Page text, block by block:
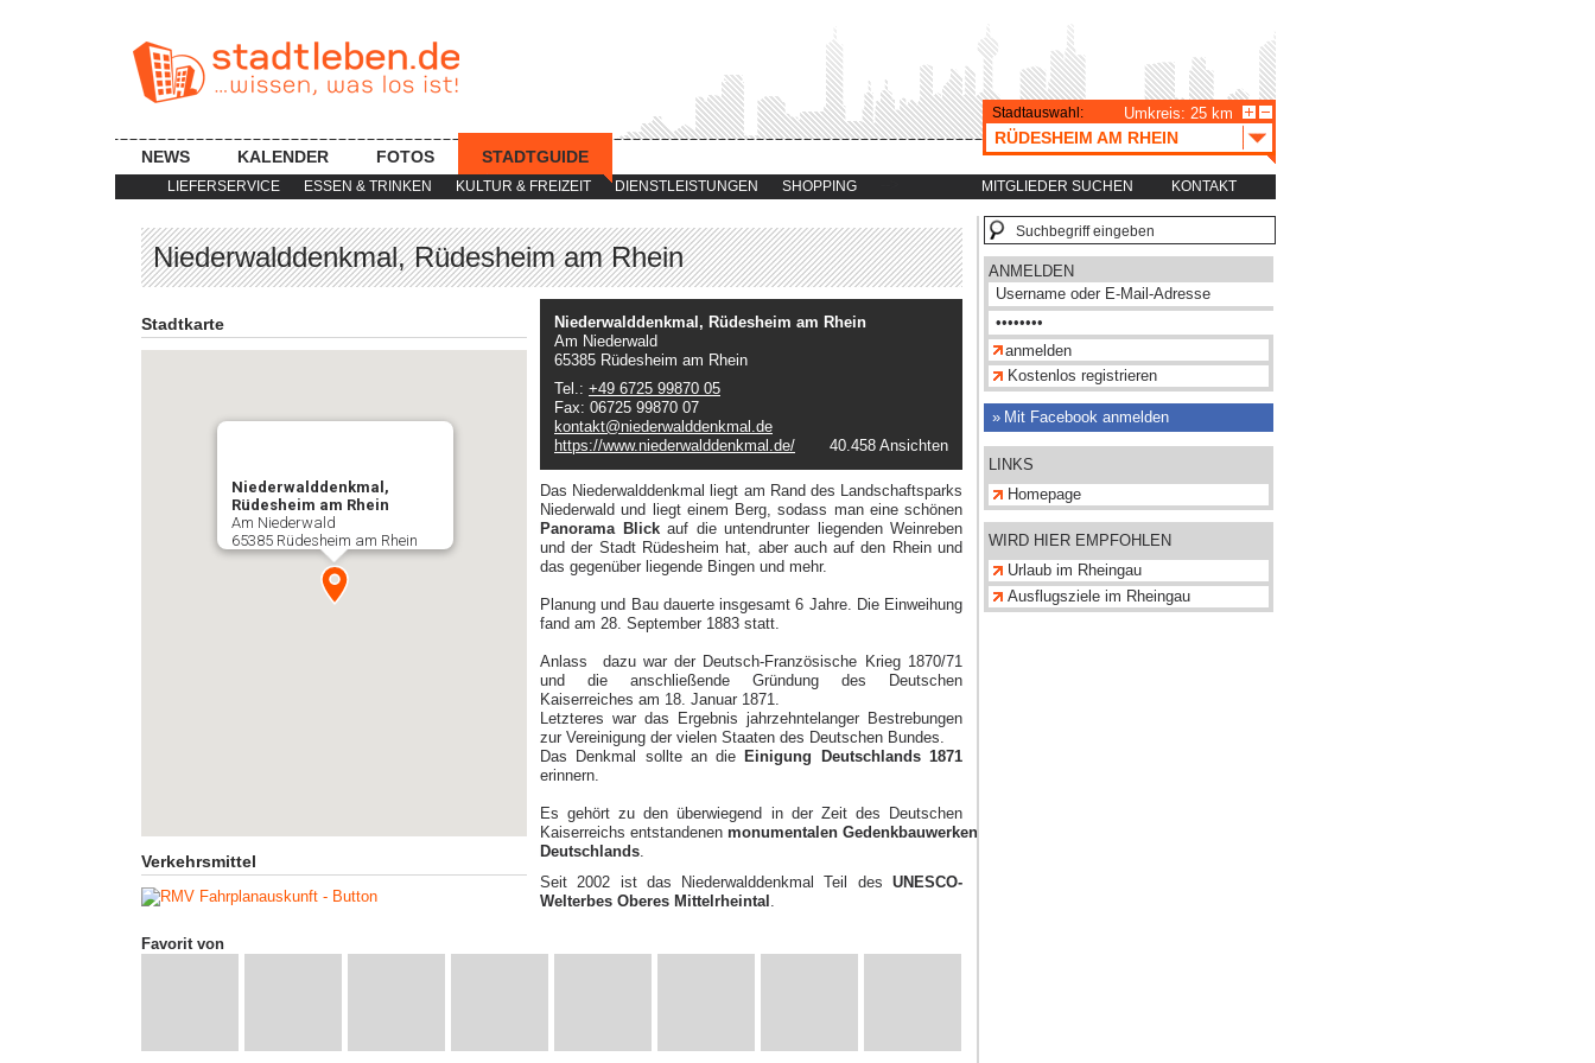
LIEFERSERVICE ESSEN & TRINKEN KULTUR & FREIZEIT DIENSTLEISTUNGEN SHOPPING MITGLIEDER SUCHEN KONTAKT
NEWS KALENDER FOTOS STADTGUIDE
Stadtauswahl: Umkreis: 25 km
RÜDESHEIM AM RHEIN
Niederwalddenkmal, Rüdesheim am Rhein
Stadtkarte
Niederwalddenkmal,
Rüdesheim am Rhein
Am Niederwald
65385 Rüdesheim am Rhein
Verkehrsmittel
Niederwalddenkmal, Rüdesheim am Rhein
Am Niederwald
65385 Rüdesheim am Rhein
Tel.: +49 6725 99870 05
Fax: 06725 99870 07
kontakt@niederwalddenkmal.de
40.458 Ansichten
https://www.niederwalddenkmal.de/
Das Niederwalddenkmal liegt am Rand des Landschaftsparks
Niederwald und liegt einem Berg, sodass man eine schönen
Panorama Blickauf die untendrunter liegenden Weinreben
und der Stadt Rüdesheim hat, aber auch auf den Rhein und
das gegenüber liegende Bingen und mehr.
Planung und Bau dauerte insgesamt 6 Jahre. Die Einweihung
fand am 28. September 1883 statt.
Anlass dazu war der Deutsch-Französische Krieg 1870/71
und die anschließende Gründung des Deutschen
Kaiserreiches am 18. Januar 1871.
Letzteres war das Ergebnis jahrzehntelanger Bestrebungen
zur Vereinigung der vielen Staaten des Deutschen Bundes.
Das Denkmal sollte an die Einigung Deutschlands 1871
erinnern.
Es gehört zu den überwiegend in der Zeit des Deutschen
Kaiserreichs entstandenen monumentalen Gedenkbauwerken
Deutschlands.
Seit 2002 ist das Niederwalddenkmal Teil des UNESCO-
Welterbes Oberes Mittelrheintal .
Favorit von
ANMELDEN
Kostenlos registrieren
Mit Facebook anmelden
LINKS
Homepage
WIRD HIER EMPFOHLEN
Urlaub im Rheingau
Ausflugsziele im Rheingau